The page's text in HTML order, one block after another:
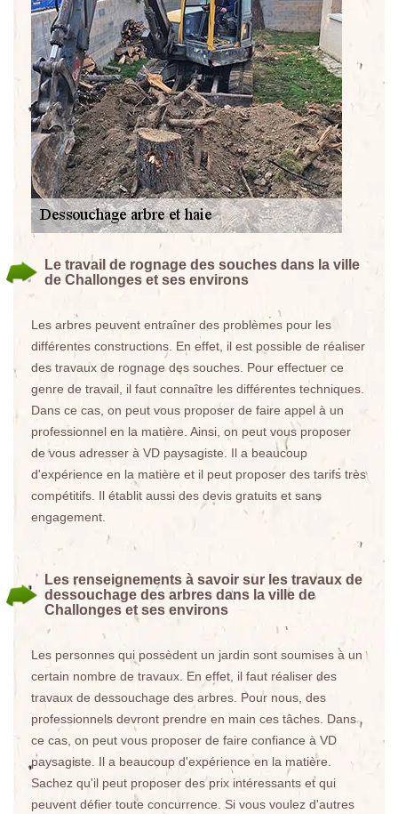
Le travail de rognage des souches dans la ville
de Challonges et ses environs
Les arbres peuvent entraîner des problèmes pour les
différentes constructions. En effet, il est possible de réaliser
des travaux de rognage des souches. Pour effectuer ce
genre de travail, il faut connaître les différentes techniques.
Dans ce cas, on peut vous proposer de faire appel à un
professionnel en la matière. Ainsi, on peut vous proposer
de vous adresser à VD paysagiste. Il a beaucoup
d'expérience en la matière et il peut proposer des tarifs très
compétitifs. Il établit aussi des devis gratuits et sans
engagement.
Les renseignements à savoir sur les travaux de
dessouchage des arbres dans la ville de
Challonges et ses environs
Les personnes qui possèdent un jardin sont soumises à un
certain nombre de travaux. En effet, il faut réaliser des
travaux de dessouchage des arbres. Pour nous, des
professionnels devront prendre en main ces tâches. Dans
ce cas, on peut vous proposer de faire confiance à VD
paysagiste. Il a beaucoup d'expérience en la matière.
Sachez qu'il peut proposer des prix intéressants et qui
peuvent défier toute concurrence. Si vous voulez d'autres